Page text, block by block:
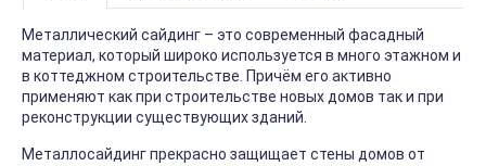
Металлический сайдинг – это современный фасадный
материал, который широко используется в много этажном и
в коттеджном строительстве. Причём его активно
применяют как при строительстве новых домов так и при
реконструкции существующих зданий.
Металлосайдинг прекрасно защищает стены домов от